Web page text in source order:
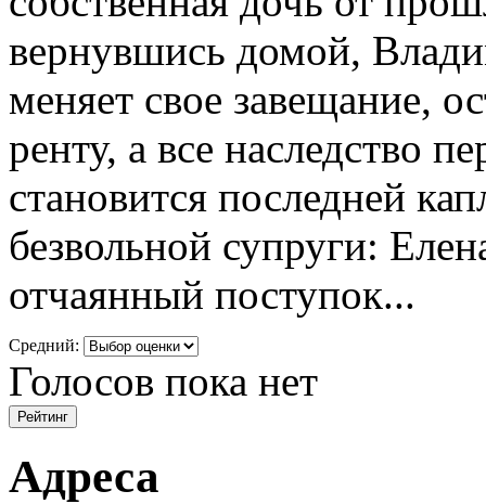
вернувшись домой,
меняет свое завещание,
ренту, а все наследство
становится последней
безвольной супруги:
отчаянный поступок...
Средний:
Голосов пока нет
Адреса